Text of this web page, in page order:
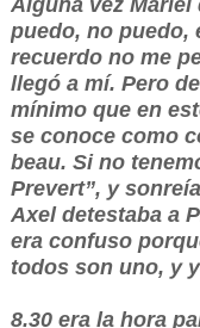
Alguna vez
puedo, no puedo,
recuerdo no me
llegó a mí. Pero
mínimo que en
se conoce como
beau. Si no
Prevert”, y
Axel detestaba a
era confuso
todos son uno, y
8.30 era la hora